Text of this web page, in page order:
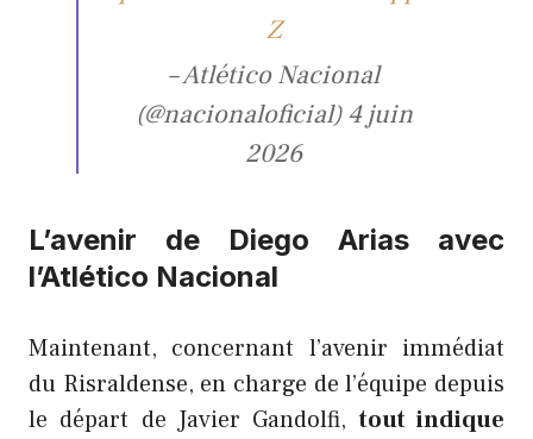
Z
– Atlético Nacional
(@nacionaloficial) 4 juin
2026
L’avenir de Diego Arias avec
l’Atlético Nacional
Maintenant, concernant l’avenir immédiat
du Risraldense, en charge de l’équipe depuis
le départ de Javier Gandolfi,tout indique